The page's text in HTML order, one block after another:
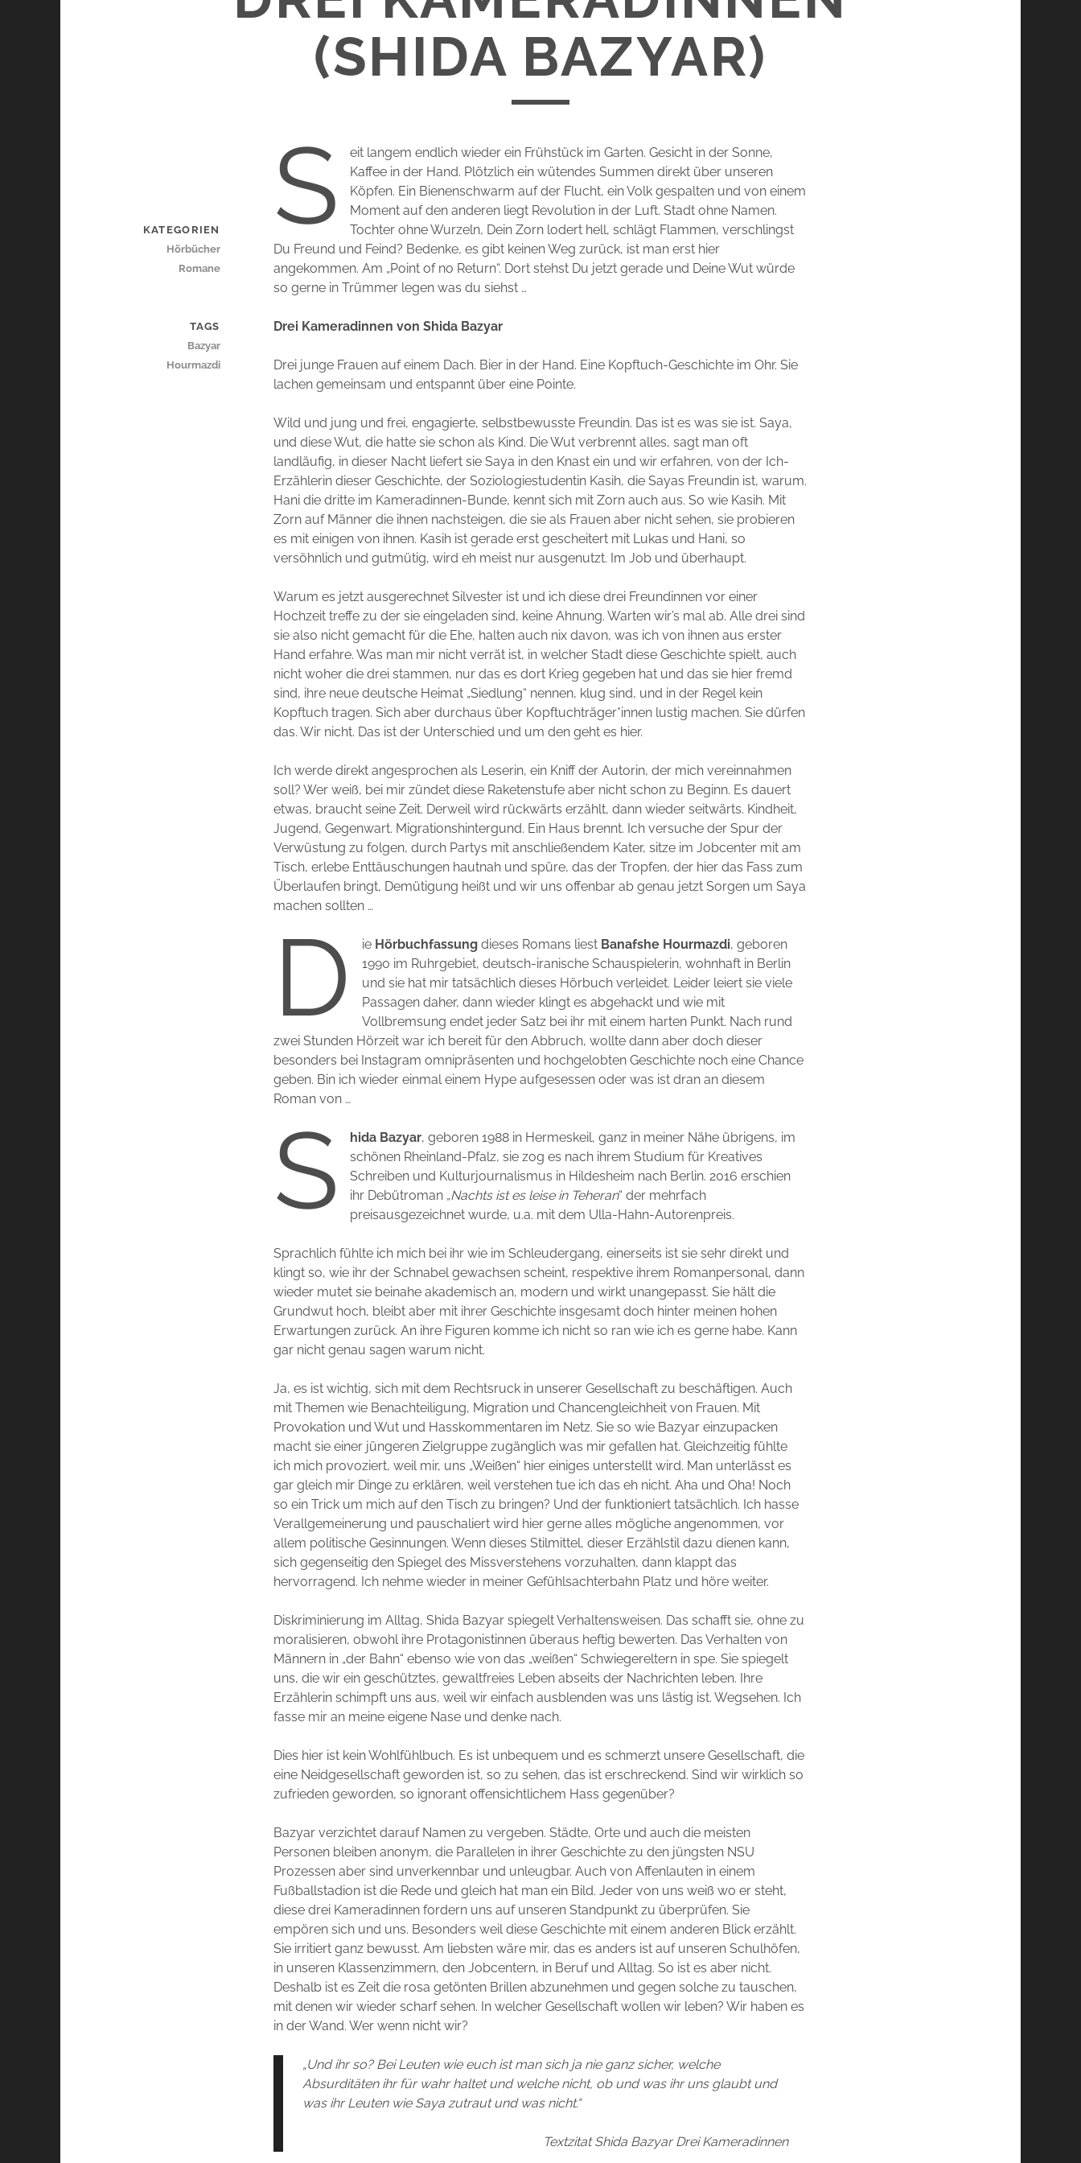
(SHIDA BAZYAR)
S
eit langem endlich wieder ein Frühstück im Garten. Gesicht in der Sonne,
Kaffee in der Hand. Plötzlich ein wütendes Summen direkt über unseren
Köpfen. Ein Bienenschwarm auf der Flucht, ein Volk gespalten und von einem
Moment auf den anderen liegt Revolution in der Luft. Stadt ohne Namen.
Tochter ohne Wurzeln, Dein Zorn lodert hell, schlägt Flammen, verschlingst
Du Freund und Feind? Bedenke, es gibt keinen Weg zurück, ist man erst hier
angekommen. Am „Point of no Return“. Dort stehst Du jetzt gerade und Deine Wut würde
so gerne in Trümmer legen was du siehst …
Drei Kameradinnen von Shida Bazyar
Drei junge Frauen auf einem Dach. Bier in der Hand. Eine Kopftuch-Geschichte im Ohr. Sie
lachen gemeinsam und entspannt über eine Pointe.
Wild und jung und frei, engagierte, selbstbewusste Freundin. Das ist es was sie ist. Saya,
und diese Wut, die hatte sie schon als Kind. Die Wut verbrennt alles, sagt man oft
landläufig, in dieser Nacht liefert sie Saya in den Knast ein und wir erfahren, von der Ich-
Erzählerin dieser Geschichte, der Soziologiestudentin Kasih, die Sayas Freundin ist, warum.
Hani die dritte im Kameradinnen-Bunde, kennt sich mit Zorn auch aus. So wie Kasih. Mit
Zorn auf Männer die ihnen nachsteigen, die sie als Frauen aber nicht sehen, sie probieren
es mit einigen von ihnen. Kasih ist gerade erst gescheitert mit Lukas und Hani, so
versöhnlich und gutmütig, wird eh meist nur ausgenutzt. Im Job und überhaupt.
Warum es jetzt ausgerechnet Silvester ist und ich diese drei Freundinnen vor einer
Hochzeit treffe zu der sie eingeladen sind, keine Ahnung. Warten wir’s mal ab. Alle drei sind
sie also nicht gemacht für die Ehe, halten auch nix davon, was ich von ihnen aus erster
Hand erfahre. Was man mir nicht verrät ist, in welcher Stadt diese Geschichte spielt, auch
nicht woher die drei stammen, nur das es dort Krieg gegeben hat und das sie hier fremd
sind, ihre neue deutsche Heimat „Siedlung“ nennen, klug sind, und in der Regel kein
Kopftuch tragen. Sich aber durchaus über Kopftuchträger*innen lustig machen. Sie dürfen
das. Wir nicht. Das ist der Unterschied und um den geht es hier.
Ich werde direkt angesprochen als Leserin, ein Kniff der Autorin, der mich vereinnahmen
soll? Wer weiß, bei mir zündet diese Raketenstufe aber nicht schon zu Beginn. Es dauert
etwas, braucht seine Zeit. Derweil wird rückwärts erzählt, dann wieder seitwärts. Kindheit,
Jugend, Gegenwart. Migrationshintergund. Ein Haus brennt. Ich versuche der Spur der
Verwüstung zu folgen, durch Partys mit anschließendem Kater, sitze im Jobcenter mit am
Tisch, erlebe Enttäuschungen hautnah und spüre, das der Tropfen, der hier das Fass zum
Überlaufen bringt, Demütigung heißt und wir uns offenbar ab genau jetzt Sorgen um Saya
machen sollten …
D ie Hörbuchfassungdieses Romans liest Banafshe Hourmazdi, geboren
1990 im Ruhrgebiet, deutsch-iranische Schauspielerin, wohnhaft in Berlin
und sie hat mir tatsächlich dieses Hörbuch verleidet. Leider leiert sie viele
Passagen daher, dann wieder klingt es abgehackt und wie mit
Vollbremsung endet jeder Satz bei ihr mit einem harten Punkt. Nach rund
zwei Stunden Hörzeit war ich bereit für den Abbruch, wollte dann aber doch dieser
besonders bei Instagram omnipräsenten und hochgelobten Geschichte noch eine Chance
geben. Bin ich wieder einmal einem Hype aufgesessen oder was ist dran an diesem
Roman von …
S hida Bazyar, geboren 1988 in Hermeskeil, ganz in meiner Nähe übrigens, im
schönen Rheinland-Pfalz, sie zog es nach ihrem Studium für Kreatives
Schreiben und Kulturjournalismus in Hildesheim nach Berlin. 2016 erschien
ihr Debütroman „Nachts ist es leise in Teheran“ der mehrfach
preisausgezeichnet wurde, u.a. mit dem Ulla-Hahn-Autorenpreis.
Sprachlich fühlte ich mich bei ihr wie im Schleudergang, einerseits ist sie sehr direkt und
klingt so, wie ihr der Schnabel gewachsen scheint, respektive ihrem Romanpersonal, dann
wieder mutet sie beinahe akademisch an, modern und wirkt unangepasst. Sie hält die
Grundwut hoch, bleibt aber mit ihrer Geschichte insgesamt doch hinter meinen hohen
Erwartungen zurück. An ihre Figuren komme ich nicht so ran wie ich es gerne habe. Kann
gar nicht genau sagen warum nicht.
Ja, es ist wichtig, sich mit dem Rechtsruck in unserer Gesellschaft zu beschäftigen. Auch
mit Themen wie Benachteiligung, Migration und Chancengleichheit von Frauen. Mit
Provokation und Wut und Hasskommentaren im Netz. Sie so wie Bazyar einzupacken
macht sie einer jüngeren Zielgruppe zugänglich was mir gefallen hat. Gleichzeitig fühlte
ich mich provoziert, weil mir, uns „Weißen“ hier einiges unterstellt wird. Man unterlässt es
gar gleich mir Dinge zu erklären, weil verstehen tue ich das eh nicht. Aha und Oha! Noch
so ein Trick um mich auf den Tisch zu bringen? Und der funktioniert tatsächlich. Ich hasse
Verallgemeinerung und pauschaliert wird hier gerne alles mögliche angenommen, vor
allem politische Gesinnungen. Wenn dieses Stilmittel, dieser Erzählstil dazu dienen kann,
sich gegenseitig den Spiegel des Missverstehens vorzuhalten, dann klappt das
hervorragend. Ich nehme wieder in meiner Gefühlsachterbahn Platz und höre weiter.
Diskriminierung im Alltag, Shida Bazyar spiegelt Verhaltensweisen. Das schafft sie, ohne zu
moralisieren, obwohl ihre Protagonistinnen überaus heftig bewerten. Das Verhalten von
Männern in „der Bahn“ ebenso wie von das „weißen“ Schwiegereltern in spe. Sie spiegelt
uns, die wir ein geschütztes, gewaltfreies Leben abseits der Nachrichten leben. Ihre
Erzählerin schimpft uns aus, weil wir einfach ausblenden was uns lästig ist. Wegsehen. Ich
fasse mir an meine eigene Nase und denke nach.
Dies hier ist kein Wohlfühlbuch. Es ist unbequem und es schmerzt unsere Gesellschaft, die
eine Neidgesellschaft geworden ist, so zu sehen, das ist erschreckend. Sind wir wirklich so
zufrieden geworden, so ignorant offensichtlichem Hass gegenüber?
Bazyar verzichtet darauf Namen zu vergeben. Städte, Orte und auch die meisten
Personen bleiben anonym, die Parallelen in ihrer Geschichte zu den jüngsten NSU
Prozessen aber sind unverkennbar und unleugbar. Auch von Affenlauten in einem
Fußballstadion ist die Rede und gleich hat man ein Bild. Jeder von uns weiß wo er steht,
diese drei Kameradinnen fordern uns auf unseren Standpunkt zu überprüfen. Sie
empören sich und uns. Besonders weil diese Geschichte mit einem anderen Blick erzählt.
Sie irritiert ganz bewusst. Am liebsten wäre mir, das es anders ist auf unseren Schulhöfen,
in unseren Klassenzimmern, den Jobcentern, in Beruf und Alltag. So ist es aber nicht.
Deshalb ist es Zeit die rosa getönten Brillen abzunehmen und gegen solche zu tauschen,
mit denen wir wieder scharf sehen. In welcher Gesellschaft wollen wir leben? Wir haben es
in der Wand. Wer wenn nicht wir?
„Und ihr so? Bei Leuten wie euch ist man sich ja nie ganz sicher, welche
Absurditäten ihr für wahr haltet und welche nicht, ob und was ihr uns glaubt und
was ihr Leuten wie Saya zutraut und was nicht.“
Textzitat Shida Bazyar Drei Kameradinnen
KATEGORIEN
Hörbücher
Romane
TAGS
Bazyar
Hourmazdi